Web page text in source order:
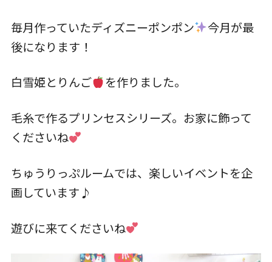
ホーム
お知らせ
毎月作っていたディズニーポンポン
今月が最
後になります！
白雪姫とりんご を作りました。
毛糸で作るプリンセスシリーズ。お家に飾って
くださいね
ちゅうりっぷルームでは、楽しいイベントを企
画しています♪
遊びに来てくださいね